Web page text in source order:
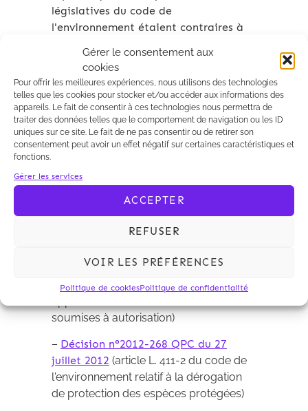
Gérer le consentement aux
cookies
Pour offrir les meilleures expériences, nous utilisons des technologies
telles que les cookies pour stocker et/ou accéder aux informations des
appareils. Le fait de consentir à ces technologies nous permettra de
traiter des données telles que le comportement de navigation ou les ID
uniques sur ce site. Le fait de ne pas consentir ou de retirer son
consentement peut avoir un effet négatif sur certaines caractéristiques et
fonctions.
Gérer les services
ACCEPTER
REFUSER
VOIR LES PRÉFÉRENCES
Politique de cookiesPolitique de confidentialité
législatives du code de
l'environnement étaient contraires à
l'environnement, relatif au principe de
participation du public, et ainsi
anticonstitutionnelles:
–
Décision n°2011-183 QPC du 14
octobre 2011(article L. 511-2 et III de
l'environnement relatifs aux projets de
juillet 2012(article L. 512-5 du code de
l'environnement relatif aux prescriptions
soumises à autorisation)
– Décision n°2012-268 QPC du 27
juillet 2012 (article L. 411-2 du code de
l'environnement relatif à la dérogation
de protection des espèces protégées)